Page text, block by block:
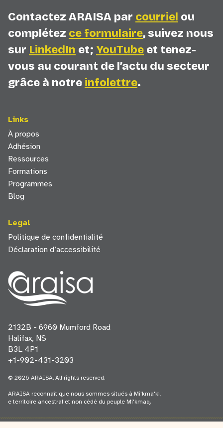
Contactez ARAISA par courriel ou
complétez ce formulaire, suivez nous
sur LinkedIn et; YouTube et tenez-
vous au courant de l’actu du secteur
grâce à notre infolettre.
Links
À propos
Adhésion
Ressources
Formations
Programmes
Blog
Legal
Politique de confidentialité
Déclaration d’accessibilité
2132B - 6960 Mumford Road
Halifax, NS
B3L 4P1
+1-902-431-3203
© 2026 ARAISA. All rights reserved.
ARAISA reconnaît que nous sommes situés à Mi'kma'ki,
e territoire ancestral et non cédé du peuple Mi'kmaq.